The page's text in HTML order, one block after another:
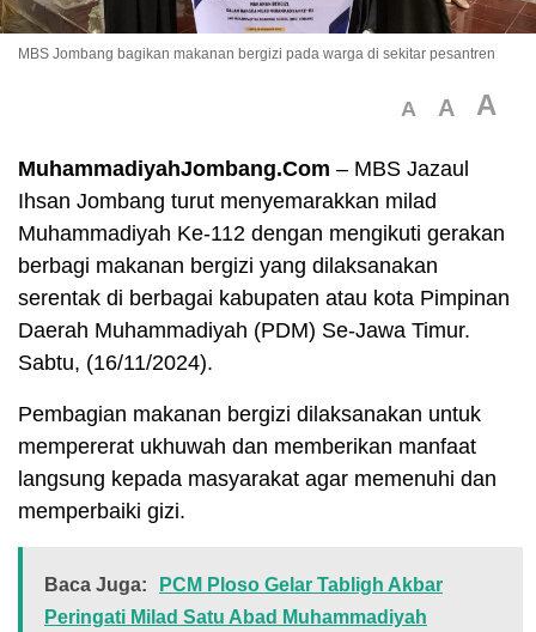
MBS Jombang bagikan makanan bergizi pada warga di sekitar pesantren
A A A
MuhammadiyahJombang.Com – MBS Jazaul
Ihsan Jombang turut menyemarakkan milad
Muhammadiyah Ke-112 dengan mengikuti gerakan
berbagi makanan bergizi yang dilaksanakan
serentak di berbagai kabupaten atau kota Pimpinan
Daerah Muhammadiyah (PDM) Se-Jawa Timur.
Sabtu, (16/11/2024).
Pembagian makanan bergizi dilaksanakan untuk
mempererat ukhuwah dan memberikan manfaat
langsung kepada masyarakat agar memenuhi dan
memperbaiki gizi.
Baca Juga:
PCM Ploso Gelar Tabligh Akbar
Peringati Milad Satu Abad Muhammadiyah